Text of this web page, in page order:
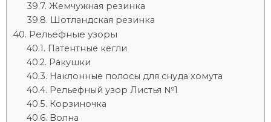
Жемчужная резинка
Шотландская резинка
Рельефные узоры
Патентные кегли
Ракушки
Наклонные полосы для снуда хомута
Рельефный узор Листья №1
Корзиночка
Волна